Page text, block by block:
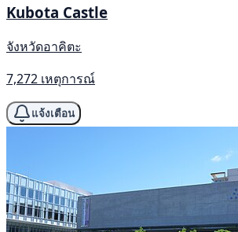
Kubota Castle
จังหวัดอาคิตะ
7,272 เหตุการณ์
แจ้งเตือน